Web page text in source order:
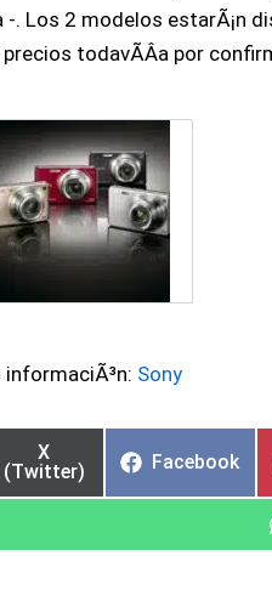
-. Los 2 modelos estarÃ¡n
precios todavÃ­Â­a por
informaciÃ³n: Sony
X
(Twitter)
Facebook